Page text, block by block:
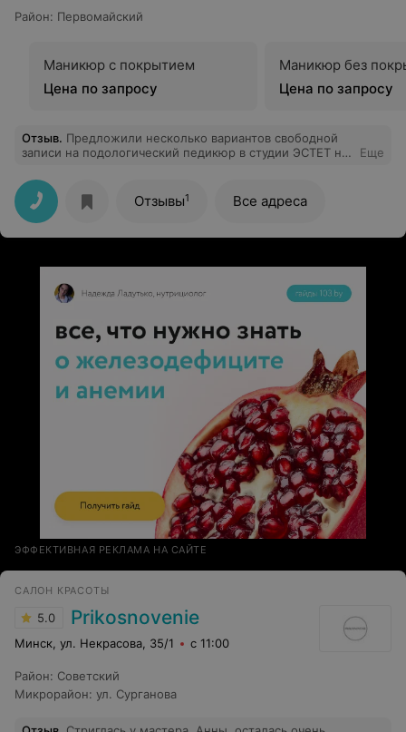
Район: Первомайский
Маникюр с покрытием
Цена по запросу
Маникюр без
Цена по запросу
Отзыв. Предложили несколько вариантов свободной
записи на подологический педикюр в студии ЭСТЕТ на
день, о чем сразу написала. Ответили на следующий
день, ровно через сутки, что мое время уже
забронировано. Неприятная ситуация. Это
невнимательность администратора или типичная
ситуация в этой студии?! Не рекомендую!
Еще
Отзывы1 Все адреса
ЭФФЕКТИВНАЯ РЕКЛАМА НА САЙТЕ
САЛОН КРАСОТЫ
5.0 Prikosnovenie
Минск, ул. Некрасова, 35/1 с 11:00
Район: Советский
Микрорайон: ул. Сурганова